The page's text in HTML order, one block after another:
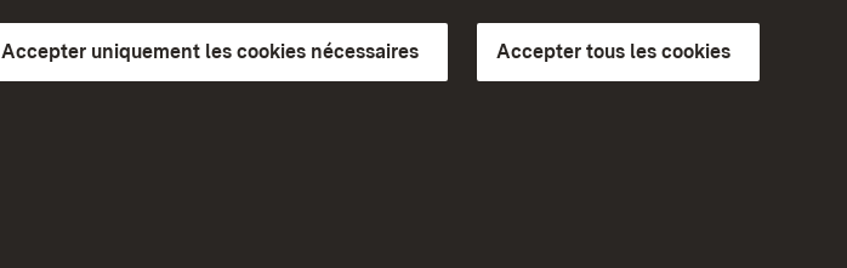
Accepter uniquement les cookies nécessaires Accepter tous les cookies